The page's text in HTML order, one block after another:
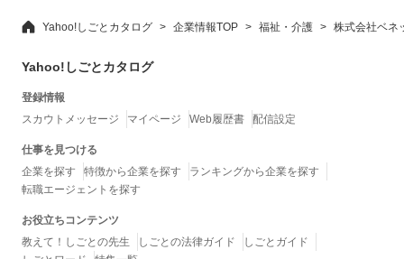
Yahoo!しごとカタログ 企業情報TOP 福祉・介護 株式会社ベネ
Yahoo!しごとカタログ
登録情報
スカウトメッセージ
マイページ Web履歴書 配信設定
仕事を見つける
企業を探す
特徴から企業を探す
ランキングから企業を探す
転職エージェントを探す
お役立ちコンテンツ
教えて！しごとの先生
しごとの法律ガイド
しごとガイド